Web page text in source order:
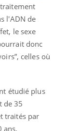
l'ADN de
le sexe
donc
celles où
étudié plus
de 35
traités par
ans.